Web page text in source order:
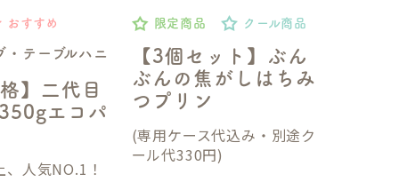
・テーブルハニ
】二代目
エコパ
おすすめ
人気NO.1！
【3個セット】ぶん
ぶんの焦がしはちみ
つプリン
限定商品 クール商品
(専用ケース代込み・別途ク
ール代330円)